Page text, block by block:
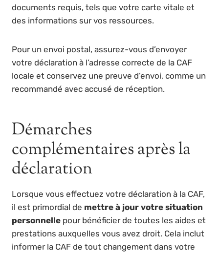
documents requis, tels que votre carte vitale et
des informations sur vos ressources.
Pour un envoi postal, assurez-vous d’envoyer
votre déclaration à l’adresse correcte de la CAF
locale et conservez une preuve d’envoi, comme un
recommandé avec accusé de réception.
Démarches
complémentaires après la
déclaration
Lorsque vous effectuez votre déclaration à la CAF,
il est primordial de mettre à jour votre situation
personnelle pour bénéficier de toutes les aides et
prestations auxquelles vous avez droit. Cela inclut
informer la CAF de tout changement dans votre